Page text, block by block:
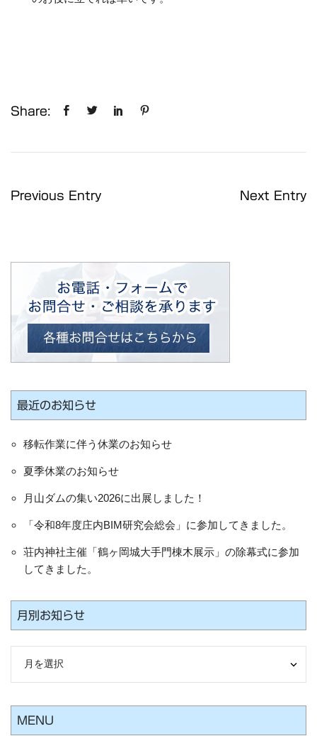
Share:
Previous Entry Next Entry
最近のお知らせ
移転作業に伴う休業のお知らせ
夏季休業のお知らせ
月山ダムの集い2026に出展しました！
「令和8年度庄内BIM研究会総会」に参加してきました。
荘内神社主催「鶴ヶ岡城大手門棟木展示」の除幕式に参加
してきました。
月別お知らせ
MENU